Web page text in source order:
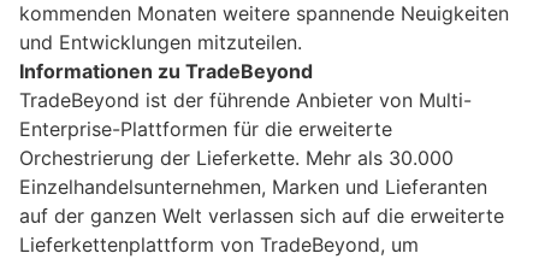
kommenden Monaten weitere spannende Neuigkeiten
und Entwicklungen mitzuteilen.
Informationen zu TradeBeyond
TradeBeyond ist der führende Anbieter von Multi-
Enterprise-Plattformen für die erweiterte
Orchestrierung der Lieferkette. Mehr als 30.000
Einzelhandelsunternehmen, Marken und Lieferanten
auf der ganzen Welt verlassen sich auf die erweiterte
Lieferkettenplattform von TradeBeyond, um